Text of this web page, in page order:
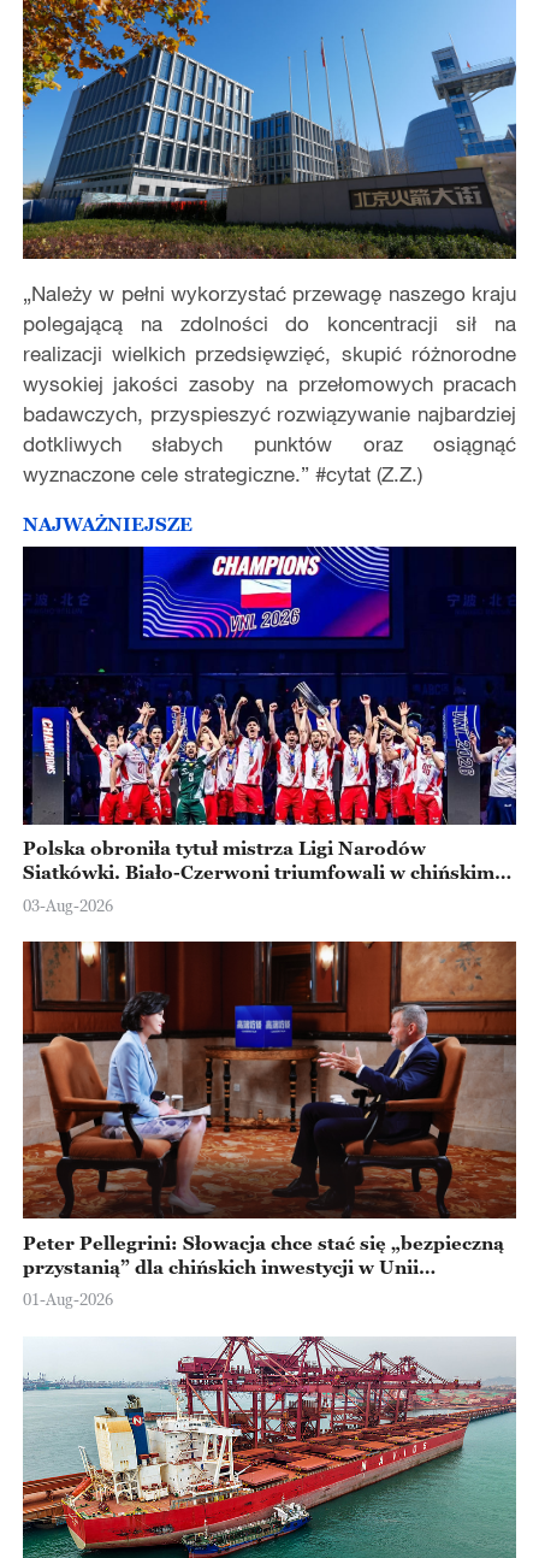
„Należy w pełni wykorzystać przewagę naszego kraju
polegającą na zdolności do koncentracji sił na
realizacji wielkich przedsięwzięć, skupić różnorodne
wysokiej jakości zasoby na przełomowych pracach
badawczych, przyspieszyć rozwiązywanie najbardziej
dotkliwych słabych punktów oraz osiągnąć
wyznaczone cele strategiczne.” #cytat (Z.Z.)
NAJWAŻNIEJSZE
Polska obroniła tytuł mistrza Ligi Narodów
Siatkówki. Biało-Czerwoni triumfowali w chińskim
Ningbo
03-Aug-2026
Peter Pellegrini: Słowacja chce stać się „bezpieczną
przystanią” dla chińskich inwestycji w Unii
Europejskiej
01-Aug-2026